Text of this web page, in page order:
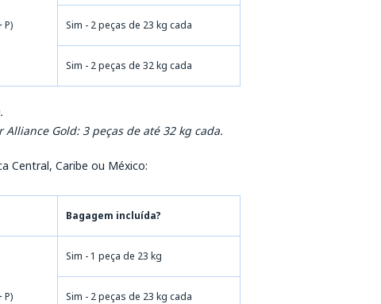
P) Sim - 2 peças de 23 kg cada
Sim - 2 peças de 32 kg cada
Gold: 3 peças de até 32 kg cada.
Central, Caribe ou México:
Bagagem incluída?
P)
Sim - 1 peça de 23 kg
Sim - 2 peças de 23 kg cada